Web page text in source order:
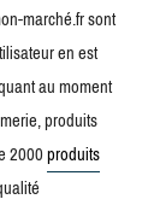
marché.fr sont
en est
au moment
produits
2000produits